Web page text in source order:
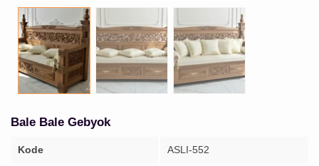
Bale Bale Gebyok
Kode ASLI-552